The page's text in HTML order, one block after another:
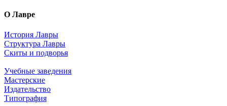
О Лавре
История Лавры
Структура Лавры
Скиты и подворья
Учебные заведения
Мастерские
Издательство
Типография